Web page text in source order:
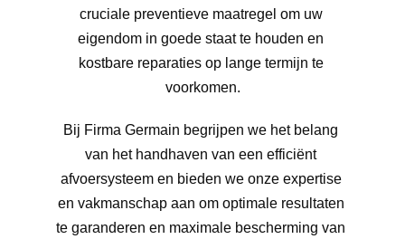
cruciale preventieve maatregel om uw
eigendom in goede staat te houden en
kostbare reparaties op lange termijn te
voorkomen.
Bij Firma Germain begrijpen we het belang
van het handhaven van een efficiënt
afvoersysteem en bieden we onze expertise
en vakmanschap aan om optimale resultaten
te garanderen en maximale bescherming van